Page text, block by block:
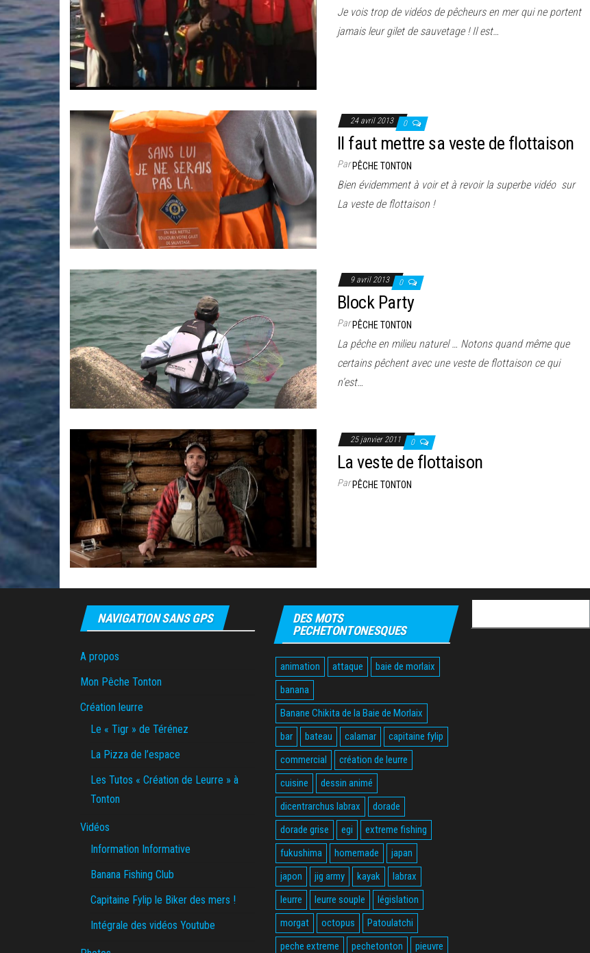
Je vois trop de vidéos de pêcheurs en mer qui ne portent
jamais leur gilet de sauvetage ! Il est…
24 avril 2013 0
Il faut mettre sa veste de flottaison
ParPÊCHE TONTON
Bien évidemment à voir et à revoir la superbe vidéo sur
La veste de flottaison !
9 avril 2013 0
Block Party
ParPÊCHE TONTON
La pêche en milieu naturel … Notons quand même que
certains pêchent avec une veste de flottaison ce qui
n’est…
25 janvier 2011 0
La veste de flottaison
ParPÊCHE TONTON
NAVIGATION SANS GPS
A propos
Mon Pêche Tonton
Création leurre
Le « Tigr » de Térénez
La Pizza de l’espace
Les Tutos « Création de Leurre » à
Tonton
Vidéos
Information Informative
Banana Fishing Club
Capitaine Fylip le Biker des mers !
Intégrale des vidéos Youtube
DES MOTS
PECHETONTONESQUES
animation attaque
baie de morlaix
banana
Banane Chikita de la Baie de Morlaix
bar
bateau calamar
capitaine fylip
commercial
création de leurre
cuisine
dessin animé
dicentrarchus labrax
dorade
dorade grise
egi
extreme fishing
fukushima
homemade
japan
japon
jig army kayak
labrax
leurre
leurre souple
législation
morgat
octopus
Patoulatchi
peche extreme
pechetonton pieuvre